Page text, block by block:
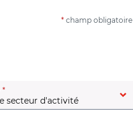
* champ obligatoire
(champ obligatoire)